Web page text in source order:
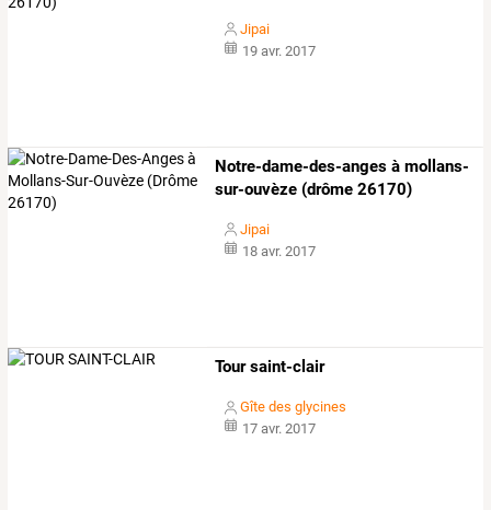
Jipai
19 avr. 2017
Notre-dame-des-anges à mollans-
sur-ouvèze (drôme 26170)
Jipai
18 avr. 2017
Tour saint-clair
Gîte des glycines
17 avr. 2017